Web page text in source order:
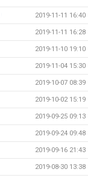
2019-11-11 16:40
2019-11-11 16:28
2019-11-10 19:10
2019-11-04 15:30
2019-10-07 08:39
2019-10-02 15:19
2019-09-25 09:13
2019-09-24 09:48
2019-09-16 21:43
2019-08-30 13:38